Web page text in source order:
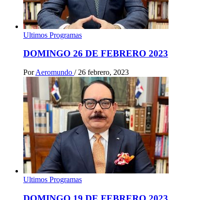
Ultimos Programas
DOMINGO 26 DE FEBRERO 2023
Por Aeromundo / 26 febrero, 2023
Ultimos Programas